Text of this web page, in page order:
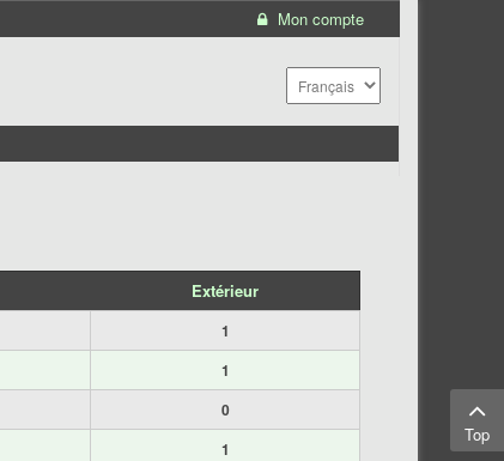
Mon compte
Extérieur
1
1
0
1
Top